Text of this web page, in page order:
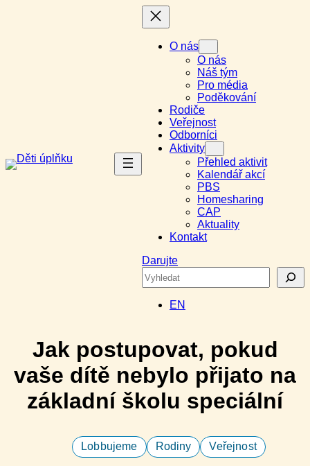
O nás
O nás
Náš tým
Pro média
Poděkování
Rodiče
Veřejnost
Odborníci
Aktivity
Přehled aktivit
Kalendář akcí
PBS
Homesharing
CAP
Aktuality
Kontakt
Darujte
Search
EN
Jak postupovat, pokud
vaše dítě nebylo přijato na
základní školu speciální
Lobbujeme Rodiny Veřejnost